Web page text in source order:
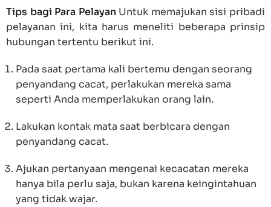
Tips bagi Para Pelayan Untuk memajukan sisi pribadi
pelayanan ini, kita harus meneliti beberapa prinsip
hubungan tertentu berikut ini.
Pada saat pertama kali bertemu dengan seorang
penyandang cacat, perlakukan mereka sama
seperti Anda memperlakukan orang lain.
Lakukan kontak mata saat berbicara dengan
penyandang cacat.
Ajukan pertanyaan mengenai kecacatan mereka
hanya bila perlu saja, bukan karena keingintahuan
yang tidak wajar.